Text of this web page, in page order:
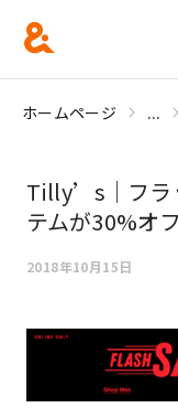
ホームページ ...
Tilly’s｜フラ
テムが30%オフ
2018年10月15日